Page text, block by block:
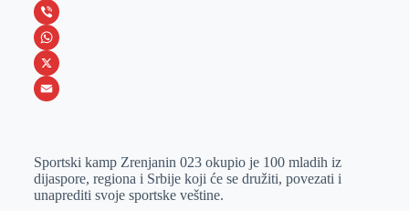
c
e
b
o
e
s
s
e
e
r
L
i
n
k
I
n
V
i
b
W
h
s
A
X
a
i
Sportski kamp Zrenjanin 023 okupio je 100 mladih iz
dijaspore, regiona i Srbije koji će se družiti, povezati i
unaprediti svoje sportske veštine.